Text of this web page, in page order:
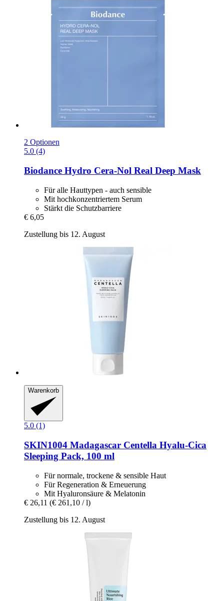
2 Optionen
5.0 (4)
Biodance Hydro Cera-​Nol Real Deep Mask
Für alle Hauttypen - auch sensible
Mit hochkonzentriertem Serum
Stärkt die Schutzbarriere
€ 6,05
Zustellung bis 12. August
Warenkorb
5.0 (1)
SKIN1004 Madagascar Centella Hyalu-​Cica
Sleeping Pack, 100 ml
Für normale, trockene & sensible Haut
Für Regeneration & Erneuerung
Mit Hyaluronsäure & Melatonin
€ 26,11 (€ 261,10 / l)
Zustellung bis 12. August